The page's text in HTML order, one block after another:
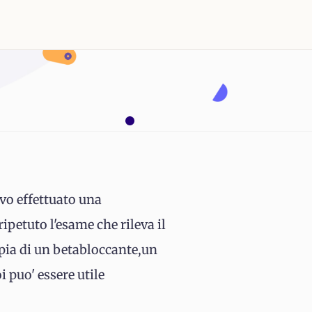
effettuato una
l'esame che rileva il
di un betabloccante,un
puo' essere utile